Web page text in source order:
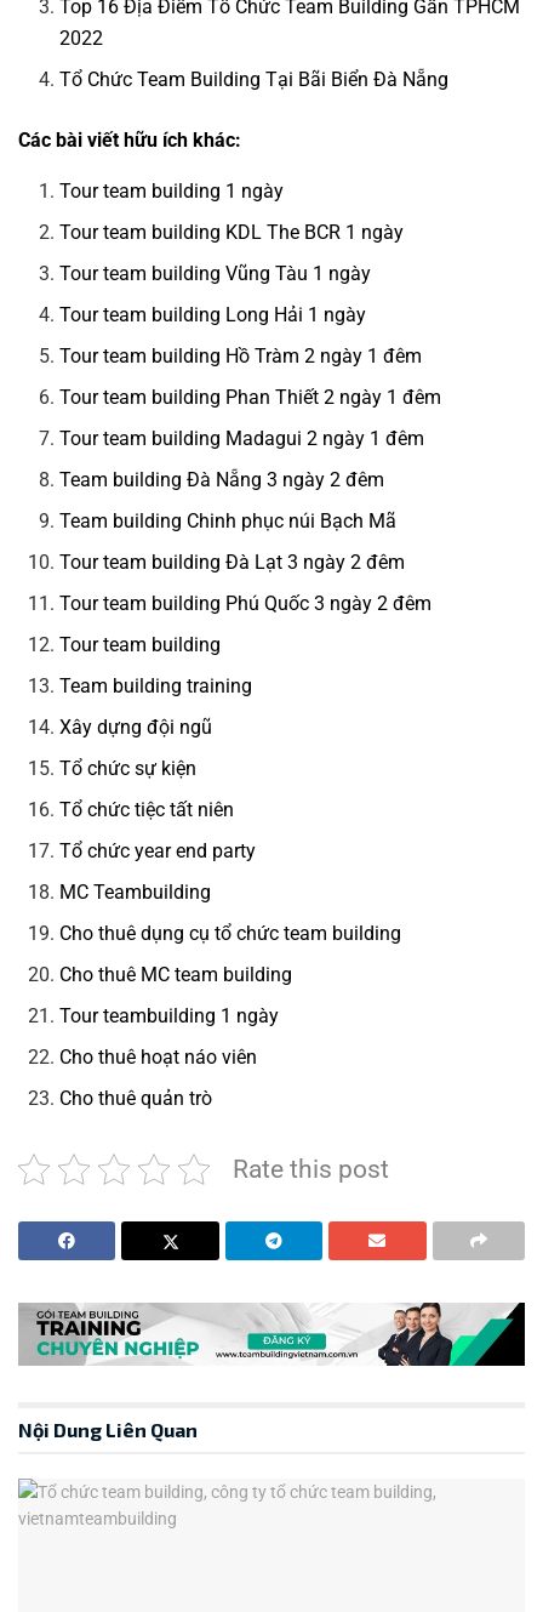
Top 16 Địa Điểm Tổ Chức Team Building Gần TPHCM
2022
Tổ Chức Team Building Tại Bãi Biển Đà Nẵng
Các bài viết hữu ích khác:
Tour team building 1 ngày
Tour team building KDL The BCR 1 ngày
Tour team building Vũng Tàu 1 ngày
Tour team building Long Hải 1 ngày
Tour team building Hồ Tràm 2 ngày 1 đêm
Tour team building Phan Thiết 2 ngày 1 đêm
Tour team building Madagui 2 ngày 1 đêm
Team building Đà Nẵng 3 ngày 2 đêm
Team building Chinh phục núi Bạch Mã
Tour team building Đà Lạt 3 ngày 2 đêm
Tour team building Phú Quốc 3 ngày 2 đêm
Tour team building
Team building training
Xây dựng đội ngũ
Tổ chức sự kiện
Tổ chức tiệc tất niên
Tổ chức year end party
MC Teambuilding
Cho thuê dụng cụ tổ chức team building
Cho thuê MC team building
Tour teambuilding 1 ngày
Cho thuê hoạt náo viên
Cho thuê quản trò
Rate this post
Nội Dung Liên Quan